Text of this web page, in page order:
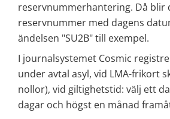
reservnummerhantering. Då blir
reservnummer med dagens
ändelsen "SU2B" till exempel.
I journalsystemet Cosmic
under avtal asyl, vid LMA-frikort
nollor), vid giltighetstid: välj ett
dagar och högst en månad